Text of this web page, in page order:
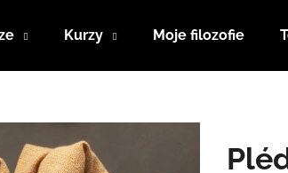
Kurzy Moje filozofie
najít?
HLEDAT